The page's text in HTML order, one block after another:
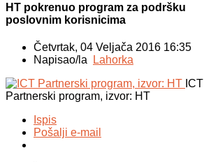
HT pokrenuo program za podršku
poslovnim korisnicima
Četvrtak, 04 Veljača 2016 16:35
Napisao/la
Lahorka
ICT
Partnerski program, izvor: HT
Ispis
Pošalji e-mail